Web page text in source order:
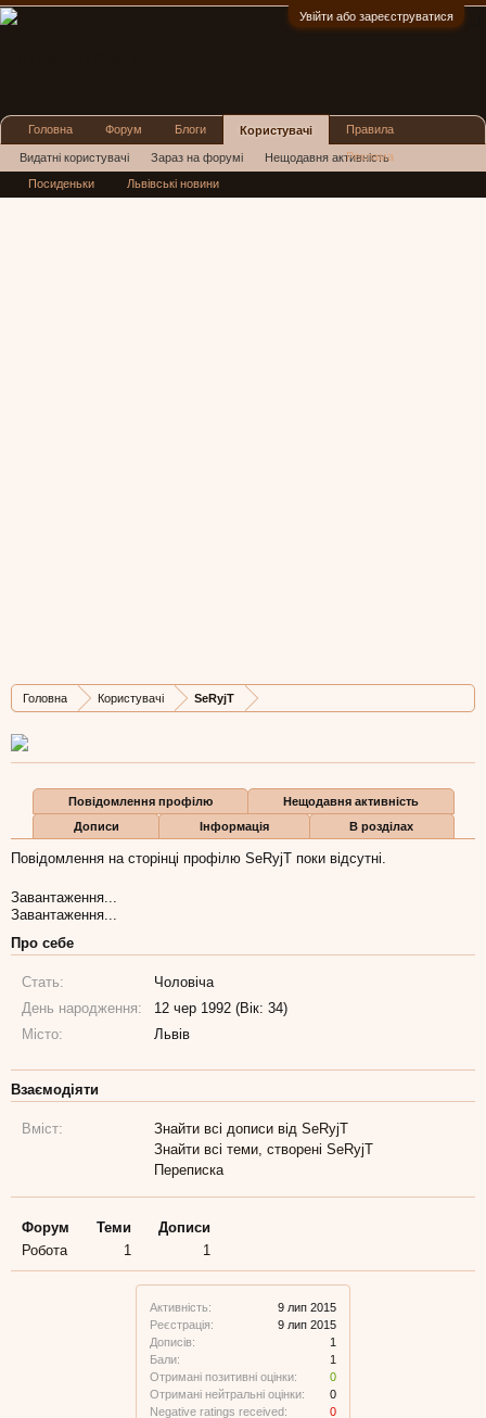
Увійти або зареєструватися
Головна Користувачі SeRyjT
Активність:
9 лип 2015
Реєстрація:
9 лип 2015
Дописів:
1
Бали:
1
Отримані позитивні оцінки:
0
Отримані нейтральні оцінки:
0
Negative ratings received:
0
Дописів
1
Карма
0
Бали
1
Повідомлення профілю
Нещодавня активність
Дописи
Інформація В розділах
Повідомлення на сторінці профілю SeRyjT поки відсутні.
Завантаження...
Завантаження...
Про себе
Стать:
Чоловіча
День народження:
12 чер 1992 (Вік: 34)
Місто:
Львів
Взаємодіяти
Вміст:
Знайти всі дописи від SeRyjT
Знайти всі теми, створені SeRyjT
Переписка
Форум Теми
Дописи
Робота
1 1
Головна Форум Блоги Користувачі
Видатні користувачі Зараз на форумі Нещодавня активність
Нові повідомлення профілю
Правила
Реклама
Посиденьки Львівські новини